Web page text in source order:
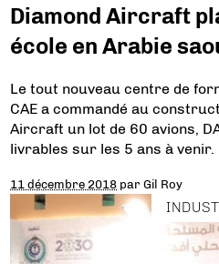
Diamond Aircraft
école en Arabie
Le tout nouveau centre de
CAE a commandé au
Aircraft un lot de 60 avions,
livrables sur les 5 ans à venir.
11 décembre 2018 parGil Roy